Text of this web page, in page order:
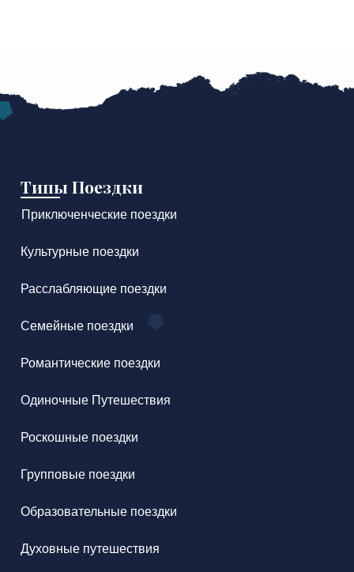
Типы Поездки
Приключенческие поездки
Культурные поездки
Расслабляющие поездки
Семейные поездки
Романтические поездки
Одиночные Путешествия
Роскошные поездки
Групповые поездки
Образовательные поездки
Духовные путешествия